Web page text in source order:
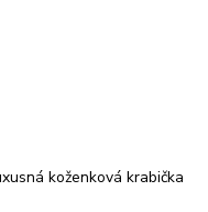
koženková krabička